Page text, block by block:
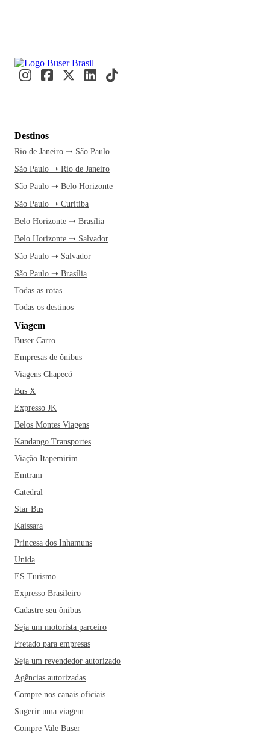
Destinos
Rio de Janeiro ➝ São Paulo
São Paulo ➝ Rio de Janeiro
São Paulo ➝ Belo Horizonte
São Paulo ➝ Curitiba
Belo Horizonte ➝ Brasília
Belo Horizonte ➝ Salvador
São Paulo ➝ Salvador
São Paulo ➝ Brasília
Todas as rotas
Todas os destinos
Viagem
Buser Carro
Empresas de ônibus
Viagens Chapecó
Bus X
Expresso JK
Belos Montes Viagens
Kandango Transportes
Viação Itapemirim
Emtram
Catedral
Star Bus
Kaissara
Princesa dos Inhamuns
Unida
ES Turismo
Expresso Brasileiro
Cadastre seu ônibus
Seja um motorista parceiro
Fretado para empresas
Seja um revendedor autorizado
Agências autorizadas
Compre nos canais oficiais
Sugerir uma viagem
Compre Vale Buser